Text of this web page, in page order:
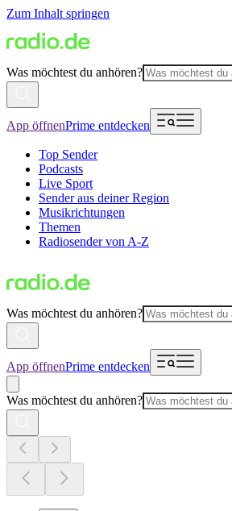
Zum Inhalt springen
Was möchtest du anhören?
App öffnenPrime entdecken
Top Sender
Podcasts
Live Sport
Sender aus deiner Region
Musikrichtungen
Themen
Radiosender von A-Z
Was möchtest du anhören?
App öffnenPrime entdecken
Was möchtest du anhören?